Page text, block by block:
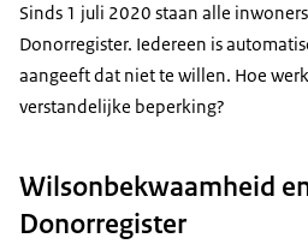
Sinds 1 juli 2020 staan alle
Donorregister. Iedereen is
aangeeft dat niet te willen. Hoe
verstandelijke beperking?
Wilsonbekwaamheid
Donorregister